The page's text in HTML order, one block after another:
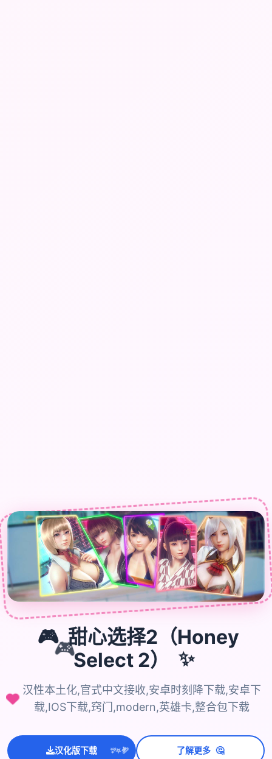
🎮
🎮 甜心选择2（Honey
Select 2）
✨
汉性本土化,官式中文接收,安卓时刻降下载,安卓下
载,IOS下载,窍门,modern,英雄卡,整合包下载
汉化版下载 ✨
⭐💫 了解更多 🤔